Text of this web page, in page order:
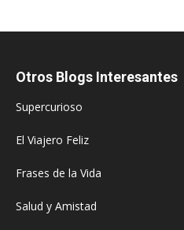
Otros Blogs Interesantes
Supercurioso
El Viajero Feliz
Frases de la Vida
Salud y Amistad